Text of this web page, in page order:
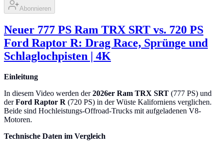
Abonnieren
Neuer 777 PS Ram TRX SRT vs. 720 PS
Ford Raptor R: Drag Race, Sprünge und
Schlaglochpisten | 4K
Einleitung
In diesem Video werden der2026er Ram TRX SRT (777 PS) und
derFord Raptor R (720 PS) in der Wüste Kaliforniens verglichen.
Beide sind Hochleistungs-Offroad-Trucks mit aufgeladenen V8-
Motoren.
Technische Daten im Vergleich